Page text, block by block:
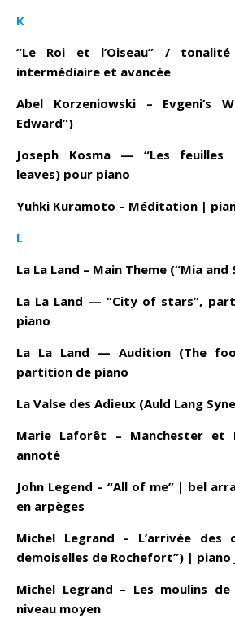
K
“Le Roi et l’Oiseau” /
intermédiaire et avancée
Abel Korzeniowski – Evgeni’s
Edward”)
Joseph Kosma — “Les feuilles
leaves) pour piano
Yuhki Kuramoto – Méditation |
L
La La Land – Main Theme (“Mia and
La La Land — “City of stars”,
piano
La La Land — Audition (The
partition de piano
La Valse des Adieux (Auld Lang
Marie Laforêt – Manchester et
annoté
John Legend – “All of me” | bel
en arpèges
Michel Legrand – L’arrivée des
demoiselles de Rochefort”) | piano
Michel Legrand – Les moulins
niveau moyen